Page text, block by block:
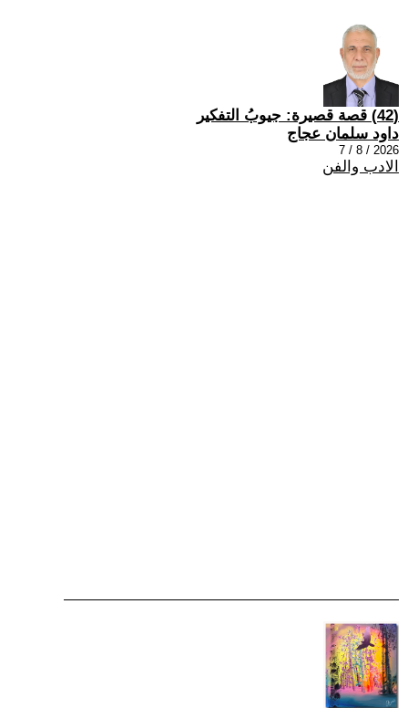
(42) قصة قصيرة: جيوبُ التفكير
داود سلمان عجاج
2026 / 8 / 7
الادب والفن